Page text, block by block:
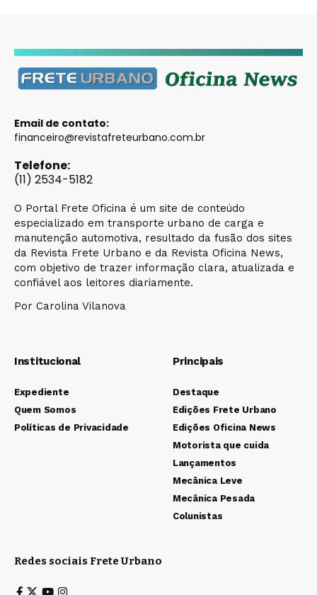
Email de contato:
financeiro@revistafreteurbano.com.br
Telefone:
(11) 2534-5182
O Portal Frete Oficina é um site de conteúdo
especializado em transporte urbano de carga e
manutenção automotiva, resultado da fusão dos sites
da Revista Frete Urbano e da Revista Oficina News,
com objetivo de trazer informação clara, atualizada e
confiável aos leitores diariamente.
Por Carolina Vilanova
Institucional
Expediente
Quem Somos
Políticas de Privacidade
Principais
Destaque
Edições Frete Urbano
Edições Oficina News
Motorista que cuida
Lançamentos
Mecânica Leve
Mecânica Pesada
Colunistas
Redes sociais Frete Urbano